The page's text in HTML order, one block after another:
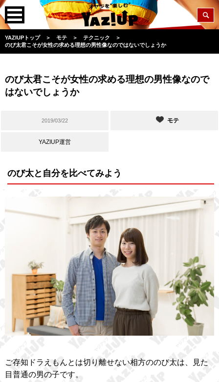
YAZIUPトップ ＞ モテ ＞ テクニック
＞
のび太君こそが女性の求める理想の男性像なのではないでしょうか
のび太君こそが女性の求める理想の男性像なので
はないでしょうか
2019/03/22 モテ
YAZIUP運営
のび太と自分を比べてみよう
ご存知ドラえもんとは切り離せない相方ののび太は、見た
目普通の男の子です。